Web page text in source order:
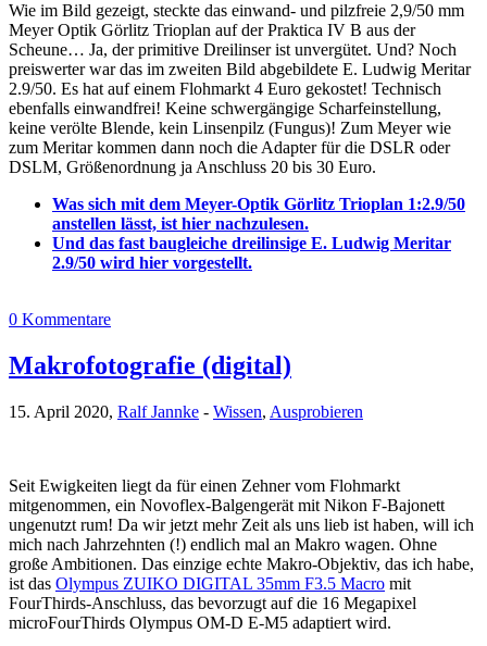
Wie im Bild gezeigt, steckte das einwand- und pilzfreie 2,9/50 mm
Meyer Optik Görlitz Trioplan auf der Praktica IV B aus der
Scheune… Ja, der primitive Dreilinser ist unvergütet. Und? Noch
preiswerter war das im zweiten Bild abgebildete E. Ludwig Meritar
2.9/50. Es hat auf einem Flohmarkt 4 Euro gekostet! Technisch
ebenfalls einwandfrei! Keine schwergängige Scharfeinstellung,
keine verölte Blende, kein Linsenpilz (Fungus)! Zum Meyer wie
zum Meritar kommen dann noch die Adapter für die DSLR oder
DSLM, Größenordnung ja Anschluss 20 bis 30 Euro.
Was sich mit dem Meyer-Optik Görlitz Trioplan 1:2.9/50
anstellen lässt, ist hier nachzulesen.
Und das fast baugleiche dreilinsige E. Ludwig Meritar
2.9/50 wird hier vorgestellt.
0 Kommentare
Makrofotografie (digital)
15. April 2020, Ralf Jannke - Wissen, Ausprobieren
Seit Ewigkeiten liegt da für einen Zehner vom Flohmarkt
mitgenommen, ein Novoflex-Balgengerät mit Nikon F-Bajonett
ungenutzt rum! Da wir jetzt mehr Zeit als uns lieb ist haben, will ich
mich nach Jahrzehnten (!) endlich mal an Makro wagen. Ohne
große Ambitionen. Das einzige echte Makro-Objektiv, das ich habe,
ist das Olympus ZUIKO DIGITAL 35mm F3.5 Macro mit
FourThirds-Anschluss, das bevorzugt auf die 16 Megapixel
microFourThirds Olympus OM-D E-M5 adaptiert wird.